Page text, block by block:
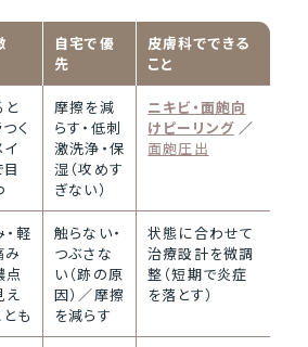
自宅で優
先
皮膚科でできる
こと
と
く
イ
摩擦を減
らす・低刺
激洗浄・保
湿（攻めす
ぎない）
ニキビ・面皰向
けピーリング／
面皰圧出
・軽
み
点
え
も
触らない・
つぶさな
い（跡の原
因）／摩擦
を減らす
状態に合わせて
治療設計を微調
整（短期で炎症
を落とす）